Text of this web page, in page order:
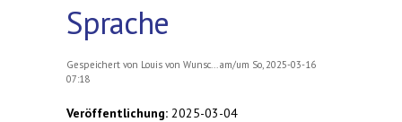
Sprache
Gespeichert von Louis von Wunsc...
am/um So, 2025-03-16
07:18
Veröffentlichung: 2025-03-04